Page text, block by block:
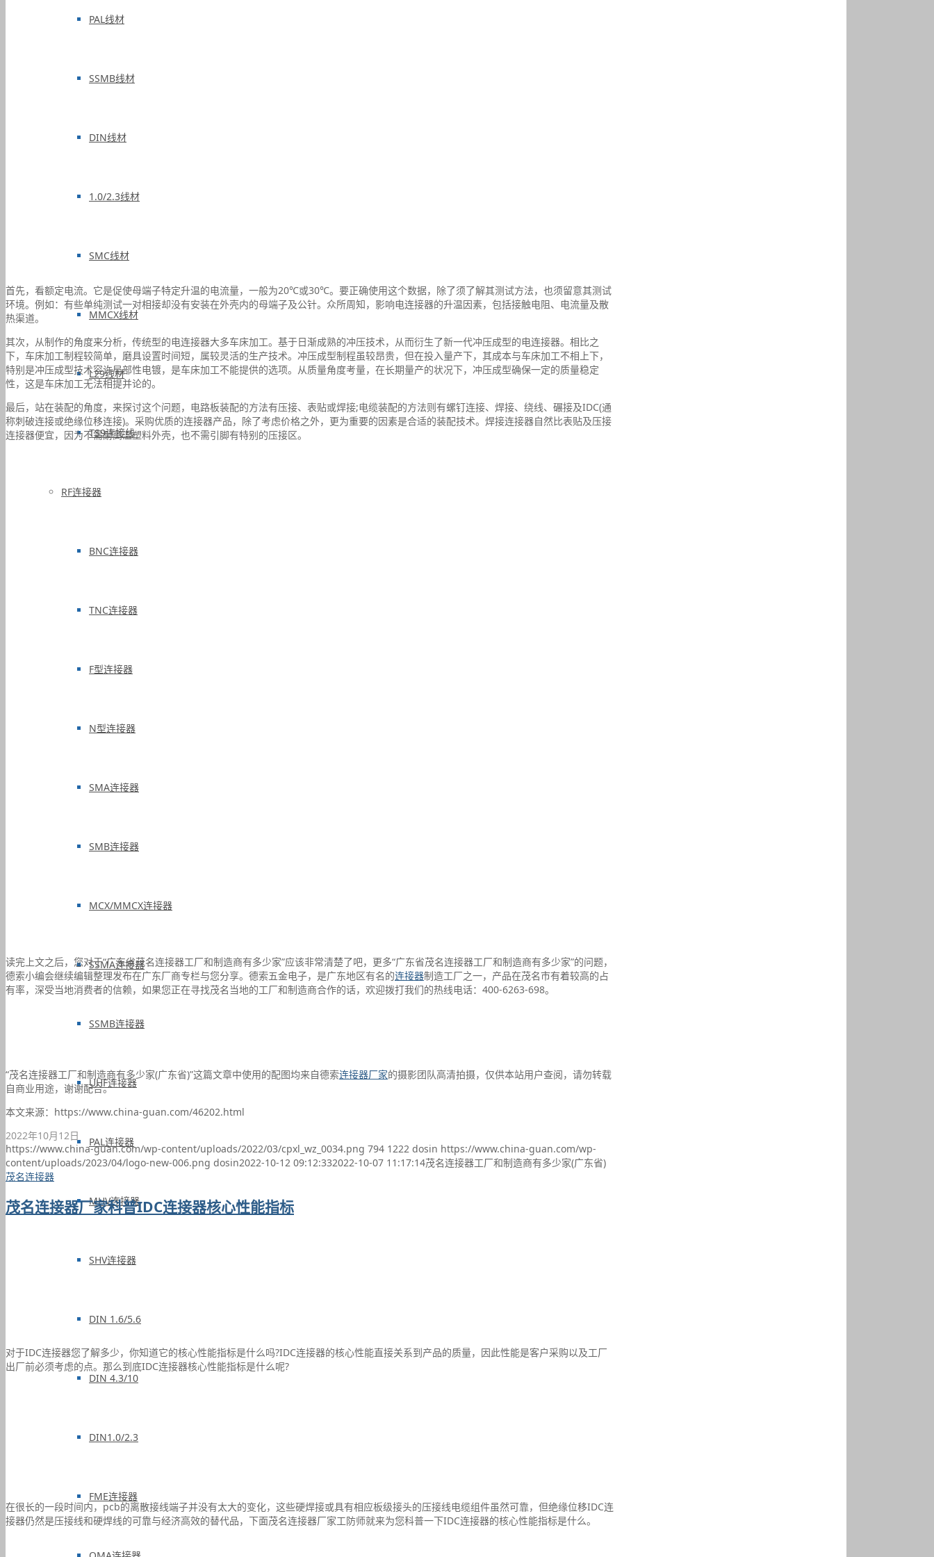
PAL线材
SSMB线材
DIN线材
1.0/2.3线材
SMC线材
MMCX线材
L29线材
TS9连接线
RF连接器
BNC连接器
TNC连接器
F型连接器
N型连接器
SMA连接器
SMB连接器
MCX/MMCX连接器
SSMA连接器
SSMB连接器
UHF连接器
PAL连接器
MHV连接器
SHV连接器
DIN 1.6/5.6
DIN 4.3/10
DIN1.0/2.3
FME连接器
首先，看额定电流。它是促使母端子特定升温的电流量，一般为20℃或30℃。要正确使用这个数据，除了须了解其测试方法，也须留意其测试
环境。例如：有些单纯测试一对相接却没有安装在外壳内的母端子及公针。众所周知，影响电连接器的升温因素，包括接触电阻、电流量及散
热渠道。
其次，从制作的角度来分析，传统型的电连接器大多车床加工。基于日渐成熟的冲压技术，从而衍生了新一代冲压成型的电连接器。相比之
下，车床加工制程较简单，磨具设置时间短，属较灵活的生产技术。冲压成型制程虽较昂贵，但在投入量产下，其成本与车床加工不相上下，
特别是冲压成型技术容许局部性电镀，是车床加工不能提供的选项。从质量角度考量，在长期量产的状况下，冲压成型确保一定的质量稳定
性，这是车床加工无法相提并论的。
最后，站在装配的角度，来探讨这个问题，电路板装配的方法有压接、表贴或焊接;电缆装配的方法则有螺钉连接、焊接、绕线、碾接及IDC(通
称刺破连接或绝缘位移连接)。采购优质的连接器产品，除了考虑价格之外，更为重要的因素是合适的装配技术。焊接连接器自然比表贴及压接
连接器便宜，因为不需耐高温塑料外壳，也不需引脚有特别的压接区。
读完上文之后，您对于“广东省茂名连接器工厂和制造商有多少家”应该非常清楚了吧，更多“广东省茂名连接器工厂和制造商有多少家”的问题，
德索小编会继续编辑整理发布在广东厂商专栏与您分享。德索五金电子，是广东地区有名的连接器制造工厂之一，产品在茂名市有着较高的占
有率，深受当地消费者的信赖，如果您正在寻找茂名当地的工厂和制造商合作的话，欢迎拨打我们的热线电话：400-6263-698。
“茂名连接器工厂和制造商有多少家(广东省)”这篇文章中使用的配图均来自德索连接器厂家的摄影团队高清拍摄，仅供本站用户查阅，请勿转载
自商业用途，谢谢配合。
本文来源：https://www.china-guan.com/46202.html
2022年10月12日
https://www.china-guan.com/wp-content/uploads/2022/03/cpxl_wz_0034.png 794 1222 dosin https://www.china-guan.com/wp-
content/uploads/2023/04/logo-new-006.png dosin2022-10-12 09:12:332022-10-07 11:17:14茂名连接器工厂和制造商有多少家(广东省)
茂名连接器
茂名连接器厂家科普IDC连接器核心性能指标
对于IDC连接器您了解多少，你知道它的核心性能指标是什么吗?IDC连接器的核心性能直接关系到产品的质量，因此性能是客户采购以及工厂
出厂前必须考虑的点。那么到底IDC连接器核心性能指标是什么呢?
在很长的一段时间内，pcb的离散接线端子并没有太大的变化，这些硬焊接或具有相应板级接头的压接线电缆组件虽然可靠，但绝缘位移IDC连
接器仍然是压接线和硬焊线的可靠与经济高效的替代品，下面茂名连接器厂家工防师就来为您科普一下IDC连接器的核心性能指标是什么。